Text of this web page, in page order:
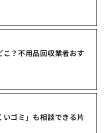
？不用品回収業者おす
ゴミ」も相談できる片